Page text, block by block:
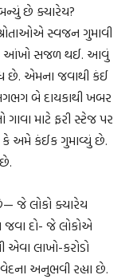
છે ક્યારેય?
સ્વજન ગુમાવી
આંખો સજળ થઈ. આવું
છે. એમના જવાથી કંઈ
બે દાયકાથી ખબર
માટે ફરી સ્ટેજ પર
કે અમે કંઈક ગુમાવ્યું છે.
જે લોકો ક્યારેય
જવા દો- જે લોકોએ
લાખો-કરોડો
અનુભવી રહ્યા છે.